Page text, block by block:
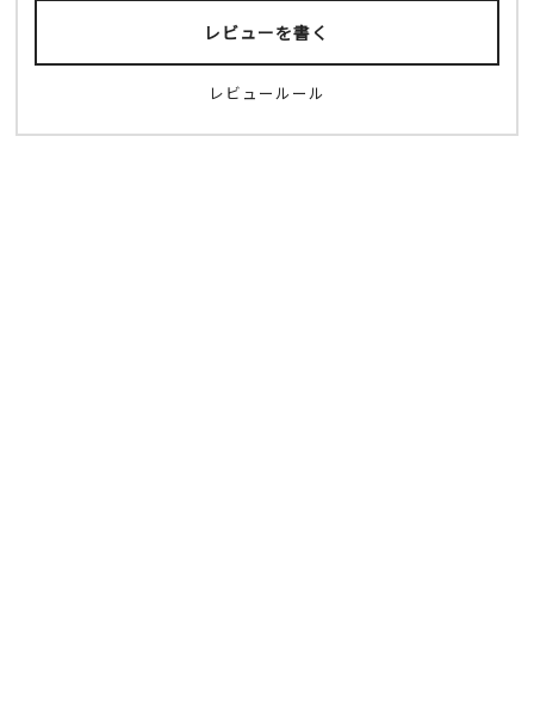
レビューを書く
レビュールール